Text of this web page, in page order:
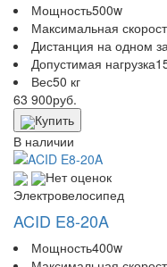
Мощность500w
Максимальная
Дистанция на одном
Допустимая нагрузка
Вес50 кг
63 900руб.
Купить
В наличии
Нет оценок
Электровелосипед
ACID E8-20A
Мощность400w